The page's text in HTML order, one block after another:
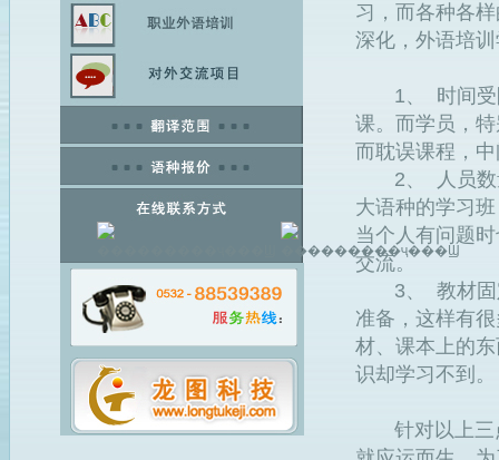
习，而各种各
深化，外语培
1、 时间受限
课。而学员，
而耽误课程，
2、 人员数量
大语种的学习
当个人有问题
交流。
3、 教材固定
准备，这样有
材、课本上的
识却学习不到。
针对以上三点